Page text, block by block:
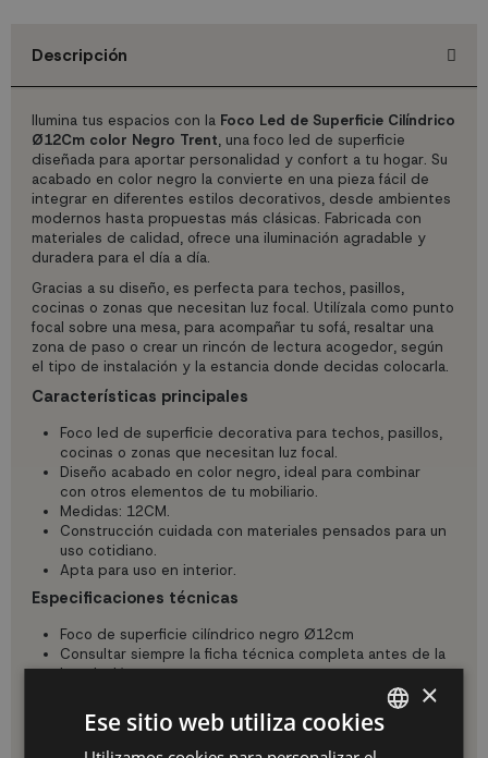
Descripción
Ilumina tus espacios con la Foco Led de Superficie Cilíndrico
Ø12Cm color Negro Trent, una foco led de superficie
diseñada para aportar personalidad y confort a tu hogar. Su
acabado en color negro la convierte en una pieza fácil de
integrar en diferentes estilos decorativos, desde ambientes
modernos hasta propuestas más clásicas. Fabricada con
materiales de calidad, ofrece una iluminación agradable y
duradera para el día a día.
Gracias a su diseño, es perfecta para techos, pasillos,
cocinas o zonas que necesitan luz focal. Utilízala como punto
focal sobre una mesa, para acompañar tu sofá, resaltar una
zona de paso o crear un rincón de lectura acogedor, según
el tipo de instalación y la estancia donde decidas colocarla.
Características principales
Foco led de superficie decorativa para techos, pasillos,
cocinas o zonas que necesitan luz focal.
Diseño acabado en color negro, ideal para combinar
con otros elementos de tu mobiliario.
Medidas: 12CM.
Construcción cuidada con materiales pensados para un
uso cotidiano.
Apta para uso en interior.
Especificaciones técnicas
Foco de superficie cilíndrico negro Ø12cm
Consultar siempre la ficha técnica completa antes de la
instalación.
Los focos de superficie se instalan directamente sobre el
techo, permitiendo dirigir la luz hacia las zonas que más lo
SPANISH
×
Ese sitio web utiliza cookies